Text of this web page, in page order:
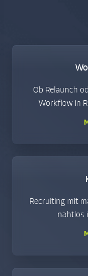
Ob Relaunch
Workflow in
Recruiting mit
nahtlos